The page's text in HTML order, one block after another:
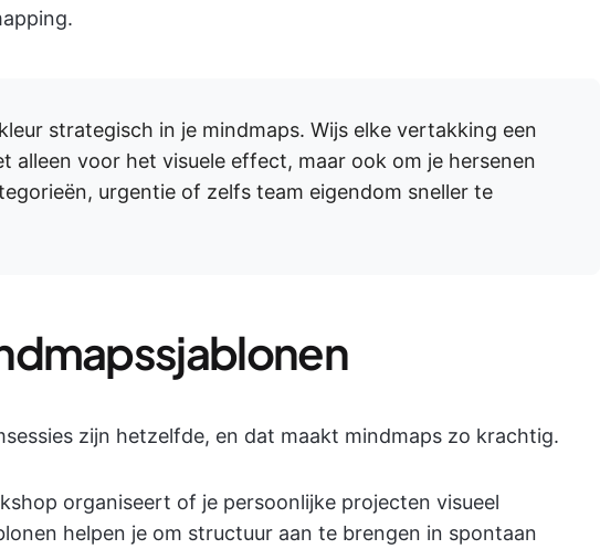
strategisch in je mindmaps. Wijs elke vertakking een
alleen voor het visuele effect, maar ook om je hersenen
urgentie of zelfs team eigendom sneller te
zijn hetzelfde, en dat maakt mindmaps zo krachtig.
organiseert of je persoonlijke projecten visueel
helpen je om structuur aan te brengen in spontaan